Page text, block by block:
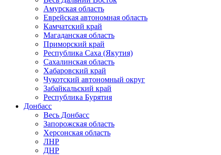
Амурская область
Еврейская автономная область
Камчатский край
Магаданская область
Приморский край
Республика Саха (Якутия)
Сахалинская область
Хабаровский край
Чукотский автономный округ
Забайкальский край
Республика Бурятия
Донбасс
Весь Донбасс
Запорожская область
Херсонская область
ЛНР
ДНР